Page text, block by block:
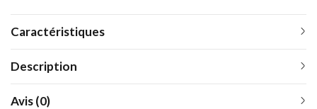
Caractéristiques
Description
Avis (0)